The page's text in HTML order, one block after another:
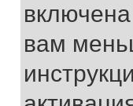
вам